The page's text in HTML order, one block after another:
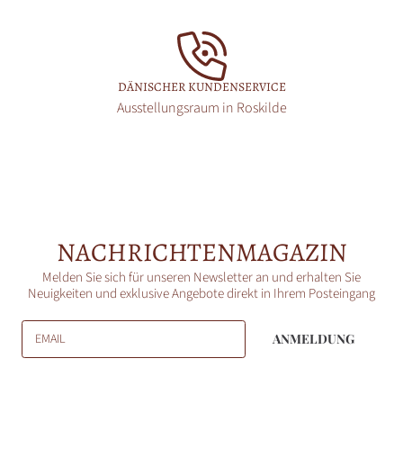
DÄNISCHER KUNDENSERVICE
Ausstellungsraum in Roskilde
NACHRICHTENMAGAZIN
Melden Sie sich für unseren Newsletter an und erhalten Sie
Neuigkeiten und exklusive Angebote direkt in Ihrem Posteingang
EMAIL ANMELDUNG